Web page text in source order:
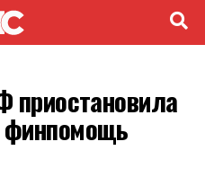
приостановила
финпомощь